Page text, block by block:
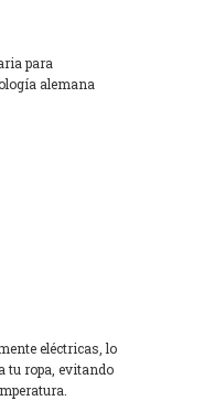
para
alemana
eléctricas, lo
tu ropa, evitando